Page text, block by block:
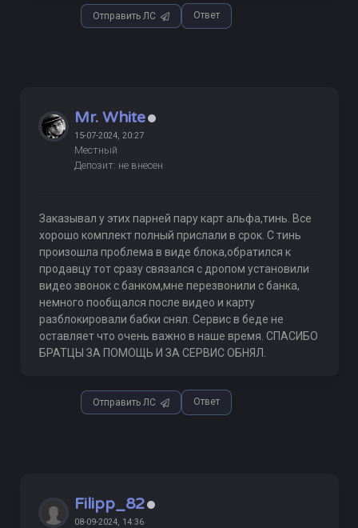
Отправить ЛС Ответ
Mr. White
15-07-2024, 20:27
Местный
Депозит: не внесен
Заказывал у этих парней пару карт альфа,тинь. Все
хорошо комплект полный прислали в срок. С тинь
произошла проблема в виде блока,обратился к
продавцу тот сразу связался с дропом установили
видео звонок с банком,мне перезвонили с банка,
немного пообщался после видео и карту
разблокировали бабки снял. Сервис в беде не
оставляет что очень важно в наше время. СПАСИБО
БРАТЦЫ ЗА ПОМОЩЬ И ЗА СЕРВИС ОБНЯЛ.
Отправить ЛС Ответ
Filipp_82
08-09-2024, 14:36